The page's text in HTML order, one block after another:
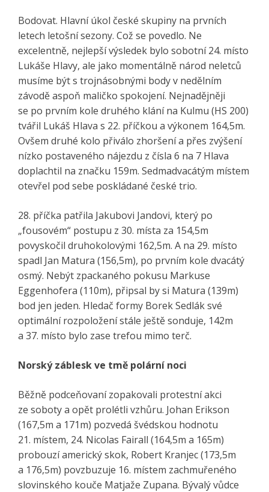
Bodovat. Hlavní úkol české skupiny na prvních
letech letošní sezony. Což se povedlo. Ne
excelentně, nejlepší výsledek bylo sobotní 24. místo
Lukáše Hlavy, ale jako momentálně národ neletců
musíme být s trojnásobnými body v nedělním
závodě aspoň maličko spokojení. Nejnadějněji
se po prvním kole druhého klání na Kulmu (HS 200)
tvářil Lukáš Hlava s 22. příčkou a výkonem 164,5m.
Ovšem druhé kolo přiválo zhoršení a přes zvýšení
nízko postaveného nájezdu z čísla 6 na 7 Hlava
doplachtil na značku 159m. Sedmadvacátým místem
otevřel pod sebe poskládané české trio.
28. příčka patřila Jakubovi Jandovi, který po
„fousovém“ postupu z 30. místa za 154,5m
povyskočil druhokolovými 162,5m. A na 29. místo
spadl Jan Matura (156,5m), po prvním kole dvacátý
osmý. Nebýt zpackaného pokusu Markuse
Eggenhofera (110m), připsal by si Matura (139m)
bod jen jeden. Hledač formy Borek Sedlák své
optimální rozpoložení stále ještě sonduje, 142m
a 37. místo bylo zase trefou mimo terč.
Norský záblesk ve tmě polární noci
Běžně podceňovaní zopakovali protestní akci
ze soboty a opět prolétli vzhůru. Johan Erikson
(167,5m a 171m) pozvedá švédskou hodnotu
21. místem, 24. Nicolas Fairall (164,5m a 165m)
probouzí americký skok, Robert Kranjec (173,5m
a 176,5m) povzbuzuje 16. místem zachmuřeného
slovinského kouče Matjaže Zupana. Bývalý vůdce